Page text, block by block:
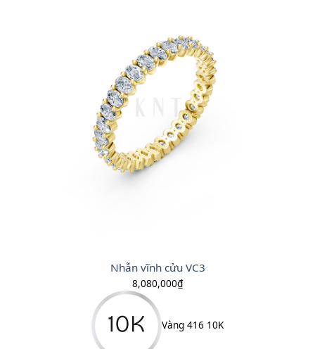
Nhẫn vĩnh cửu VC3
8,080,000₫
Vàng 416 10K